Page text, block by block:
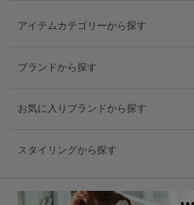
アイテムカテゴリーから探す
ブランドから探す
お気に入りブランドから探す
スタイリングから探す